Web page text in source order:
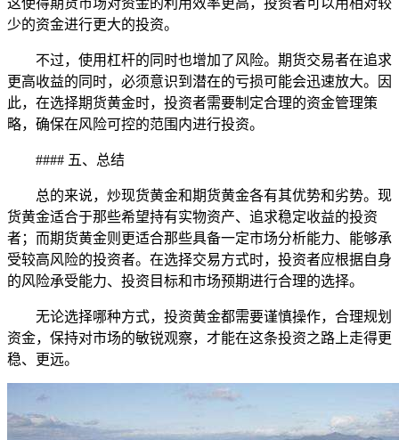
少的资金进行更大的投资。
不过，使用杠杆的同时也增加了风险。期货交易者在追求
更高收益的同时，必须意识到潜在的亏损可能会迅速放大。因
此，在选择期货黄金时，投资者需要制定合理的资金管理策
略，确保在风险可控的范围内进行投资。
#### 五、总结
总的来说，炒现货黄金和期货黄金各有其优势和劣势。现
货黄金适合于那些希望持有实物资产、追求稳定收益的投资
者；而期货黄金则更适合那些具备一定市场分析能力、能够承
受较高风险的投资者。在选择交易方式时，投资者应根据自身
的风险承受能力、投资目标和市场预期进行合理的选择。
无论选择哪种方式，投资黄金都需要谨慎操作，合理规划
资金，保持对市场的敏锐观察，才能在这条投资之路上走得更
稳、更远。